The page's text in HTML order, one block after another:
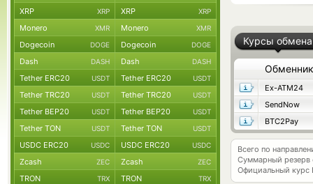
Курсы обмена
Обменник
Ex-ATM24
SendNow
BTC2Pay
Всего по
Суммарный резерв
Официальный курс
XRP XRP XRP XRP
Monero XMR Monero XMR
Dogecoin DOGE Dogecoin DOGE
Dash DASH Dash DASH
Tether ERC20 USDT Tether ERC20 USDT
Tether TRC20 USDT Tether TRC20 USDT
Tether BEP20 USDT Tether BEP20 USDT
Tether TON USDT Tether TON USDT
USDC ERC20 USDC USDC ERC20 USDC
Zcash ZEC Zcash ZEC
TRON TRX TRON TRX